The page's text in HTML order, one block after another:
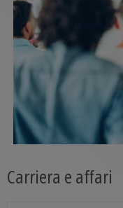
Carriera e affari